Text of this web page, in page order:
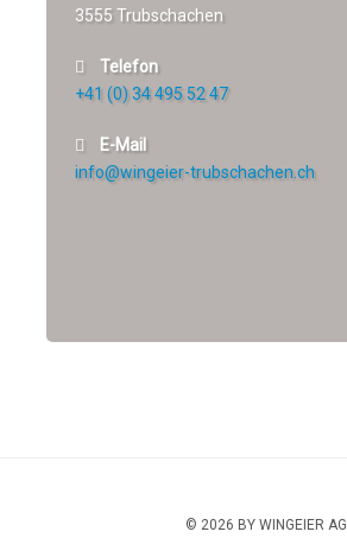
3555 Trubschachen
Telefon
+41 (0) 34 495 52 47
E-Mail
info@wingeier-trubschachen.ch
© 2026 BY WINGEIER AG